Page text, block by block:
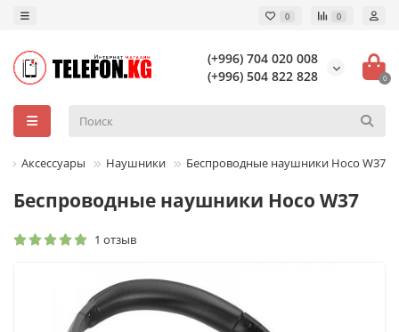
0 0
(+996) 704 020 008
(+996) 504 822 828
0
Аксессуары Наушники Беспроводные наушники Hoco W37
Беспроводные наушники Hoco W37
1 отзыв